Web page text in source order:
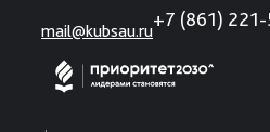
mail@kubsau.ru
+7 (861)